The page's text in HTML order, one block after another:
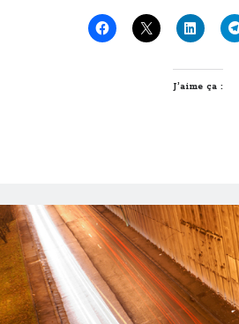
J’aime ça :